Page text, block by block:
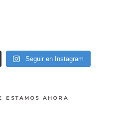
Seguir en Instagram
ESTAMOS AHORA